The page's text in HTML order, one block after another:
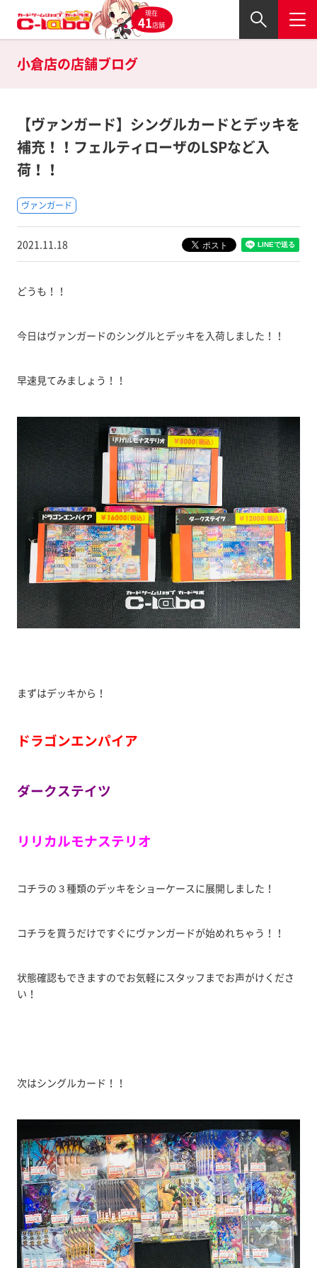
現在
41店舗
小倉店の店舗ブログ
【ヴァンガード】シングルカードとデッキを
補充！！フェルティローザのLSPなど入
荷！！
ヴァンガード
2021.11.18
どうも！！
今日はヴァンガードのシングルとデッキを入荷しました！！
早速見てみましょう！！
まずはデッキから！
ドラゴンエンパイア
ダークステイツ
リリカルモナステリオ
コチラの３種類のデッキをショーケースに展開しました！
コチラを買うだけですぐにヴァンガードが始めれちゃう！！
状態確認もできますのでお気軽にスタッフまでお声がけくださ
い！
次はシングルカード！！